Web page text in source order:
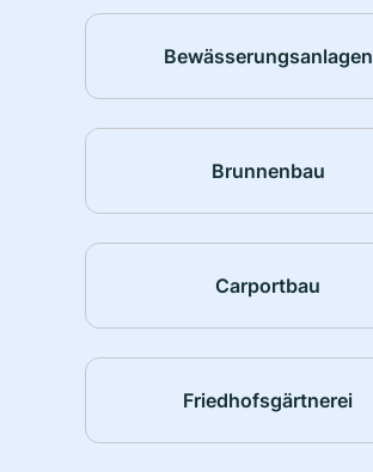
Bewässerungsanlagen
Brunnenbau
Carportbau
Friedhofsgärtnerei